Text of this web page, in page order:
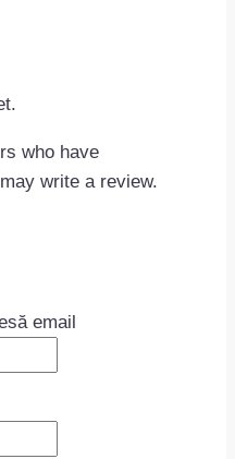
who have
write a review.
email